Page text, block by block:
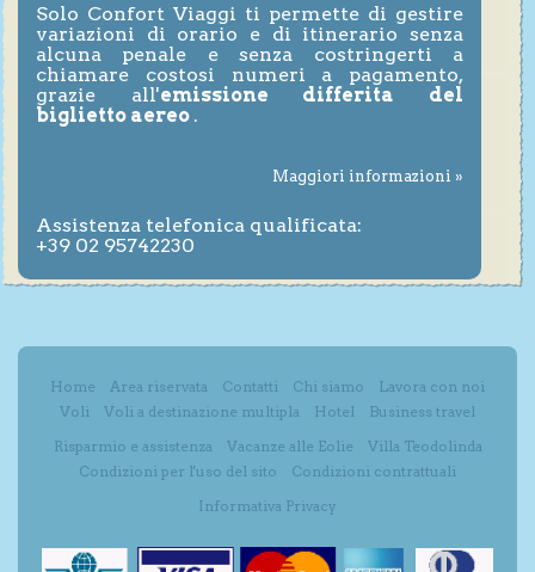
Solo Confort Viaggi ti permette di gestire
variazioni di orario e di itinerario senza
alcuna penale e senza costringerti a
chiamare costosi numeri a pagamento,
grazie all'emissione differita del
biglietto aereo .
Maggiori informazioni »
Assistenza telefonica qualificata:
+39 02 95742230
Home Area riservata Contatti Chi siamo
Lavora con noi
Voli
Voli a destinazione multipla Hotel
Business travel
Risparmio e assistenza
Vacanze alle Eolie
Villa Teodolinda
Condizioni per l'uso del sito
Condizioni contrattuali
Informativa Privacy